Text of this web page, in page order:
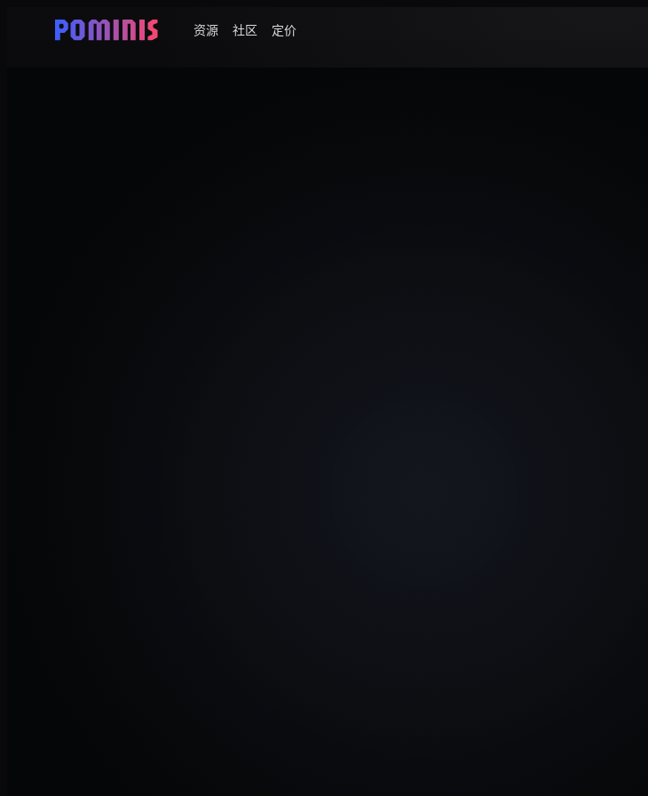
资源 社区 定价